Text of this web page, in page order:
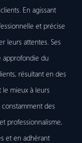
En agissant
et précise
leurs attentes. Ses
approfondie du
résultant en des
mieux à leurs
des
professionnalisme,
et en adhérant